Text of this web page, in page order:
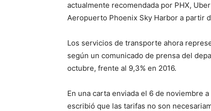
actualmente recomendada por PHX,
Aeropuerto Phoenix Sky Harbor a partir
Los servicios de transporte ahora
según un comunicado de prensa del
octubre, frente al 9,3% en 2016.
En una carta enviada el 6 de noviembre
escribió que las tarifas no son